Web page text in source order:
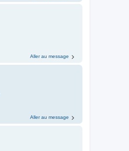
Aller au message
Aller au message